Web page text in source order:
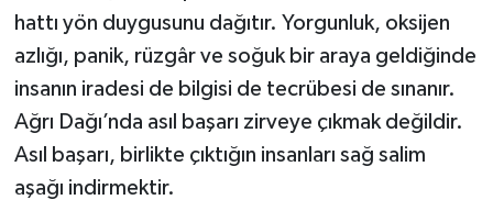
hattı yön duygusunu dağıtır. Yorgunluk, oksijen
azlığı, panik, rüzgâr ve soğuk bir araya geldiğinde
insanın iradesi de bilgisi de tecrübesi de sınanır.
Ağrı Dağı’nda asıl başarı zirveye çıkmak değildir.
Asıl başarı, birlikte çıktığın insanları sağ salim
aşağı indirmektir.